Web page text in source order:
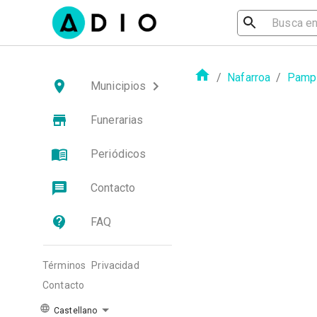
Municipios
Funerarias
Periódicos
Contacto
FAQ
Términos
Privacidad
Contacto
Castellano
/ Nafarroa /